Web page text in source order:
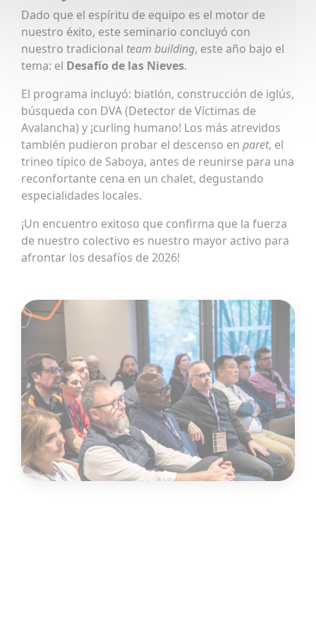
Dado que el espíritu de equipo es el motor de
nuestro éxito, este seminario concluyó con
nuestro tradicional team building, este año bajo el
tema: el Desafío de las Nieves.
El programa incluyó: biatlón, construcción de iglús,
búsqueda con DVA (Detector de Víctimas de
Avalancha) y ¡curling humano! Los más atrevidos
también pudieron probar el descenso en paret, el
trineo típico de Saboya, antes de reunirse para una
reconfortante cena en un chalet, degustando
especialidades locales.
¡Un encuentro exitoso que confirma que la fuerza
de nuestro colectivo es nuestro mayor activo para
afrontar los desafíos de 2026!